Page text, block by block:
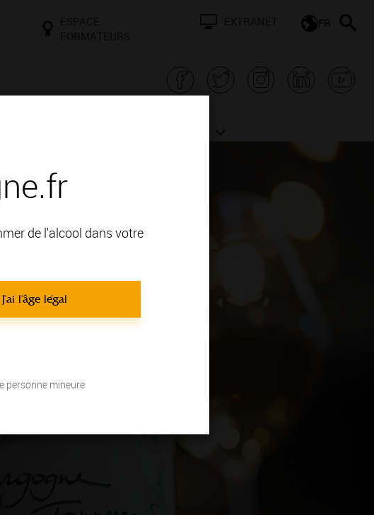
de l'alcool dans votre
J'ai l'âge légal
personne mineure
FR